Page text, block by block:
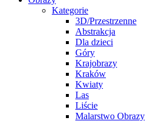
Kategorie
3D/Przestrzenne
Abstrakcja
Dla dzieci
Góry
Krajobrazy
Kraków
Kwiaty
Las
Liście
Malarstwo Obrazy